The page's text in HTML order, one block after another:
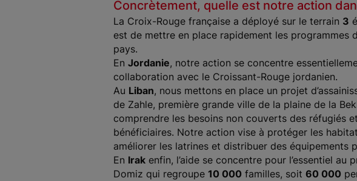
Concrètement, quelle est notre action
La Croix-Rouge française a déployé sur le terrain 3
est de mettre en place rapidement les programmes
pays.
En Jordanie, notre action se concentre
collaboration avec le Croissant-Rouge jordanien.
Au Liban, nous mettons en place un projet
de Zahle, première grande ville de la plaine de la
comprendre les besoins non couverts des réfugiés
bénéficiaires. Notre action vise à protéger les
améliorer les latrines et distribuer des équipements
En Irak enfin, l’aide se concentre pour l’essentiel
Domiz qui regroupe 10 000 familles, soit 60 000